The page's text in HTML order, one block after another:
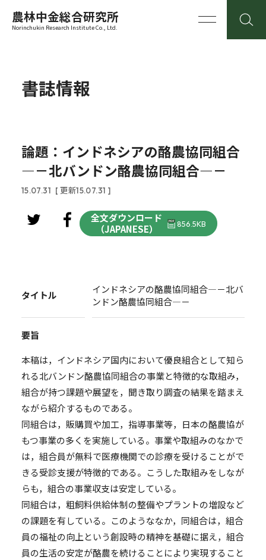
農林中金総合研究所
Norinchukin Research Institute Co., Ltd.
書誌情報
論題：インドネシアの酪農協同組合
―－北バンドン酪農協同組合―－
15.07.31 [ 更新15.07.31 ]
全文ダウンロード
（JAPANESE）
856.5KB
タイトル
インドネシアの酪農協同組合―－北バ
ンドン酪農協同組合―－
要旨
本稿は，インドネシア国内において優良組合として知ら
れる北バンドン酪農協同組合の事業と特徴的な取組み，
組合が持つ課題や展望を，聞き取り調査の結果を踏まえ
ながら紹介するものである。
同組合は，販購買や加工，指導事業等，日本の酪農協が
もつ事業の多くを実施している。事業や取組みのなかで
は，組合員が無料で医療機関での診療を受けることがで
きる受診支援が特徴的である。こうした取組みをしなが
らも，組合の事業収支は安定している。
同組合は，粗飼料供給体制の整備やプラントの増設など
の課題を有している。このようななか，同組合は，組合
員の福祉の向上という創設時の精神を基礎に据え，組合
員の生活の安定が酪農を続けることにより実現すること